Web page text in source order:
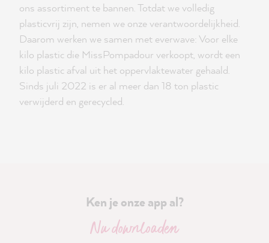
ons assortiment te bannen. Totdat we volledig
plasticvrij zijn, nemen we onze verantwoordelijkheid.
Daarom werken we samen met everwave: Voor elke
kilo plastic die MissPompadour verkoopt, wordt een
kilo plastic afval uit het oppervlaktewater gehaald.
Sinds juli 2022 is er al meer dan 18 ton plastic
verwijderd en gerecycled.
Ken je onze app al?
Nu downloaden